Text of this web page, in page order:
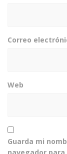
Correo
Web
Guarda mi